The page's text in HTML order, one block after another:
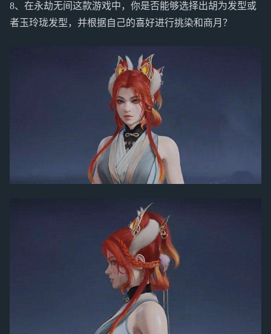
8、在永劫无间这款游戏中，你是否能够选择出胡为发型或
者玉玲珑发型，并根据自己的喜好进行挑染和商月？